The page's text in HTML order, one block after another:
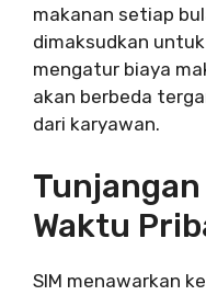
makanan setiap
dimaksudkan
mengatur biaya
akan berbeda
dari karyawan.
Waktu
SIM menawarkan